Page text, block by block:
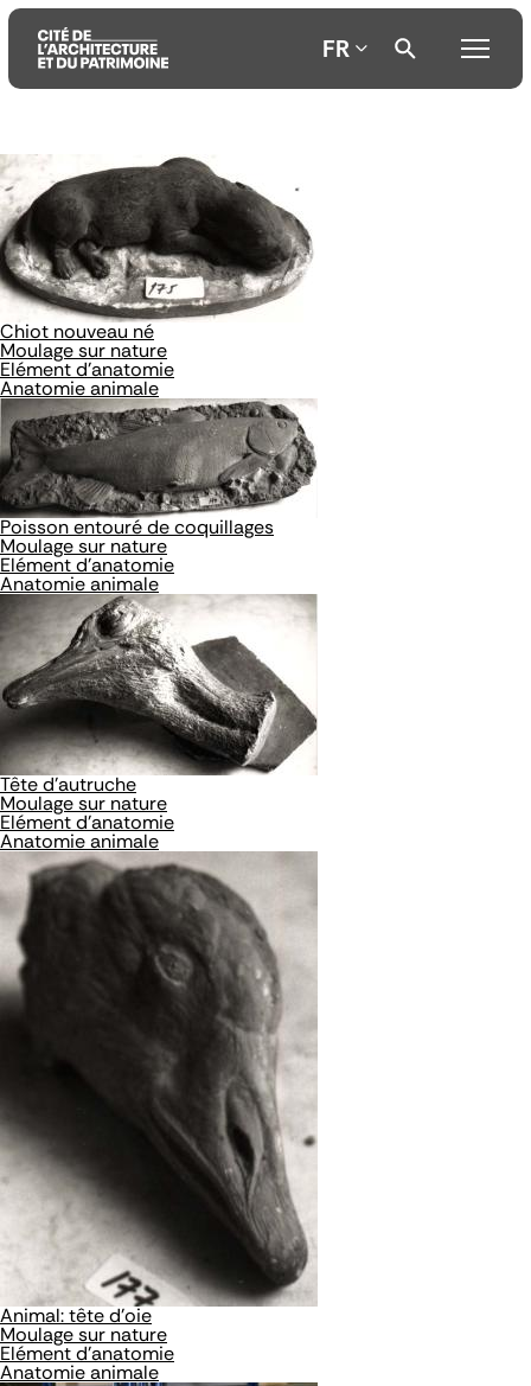
Aller
au
contenu
principal
Aller
au
menu
principal
Aller
à
la
recherche
FR
Chiot nouveau né
Moulage sur nature
Elément d'anatomie
Anatomie animale
Poisson entouré de coquillages
Moulage sur nature
Elément d'anatomie
Anatomie animale
Tête d'autruche
Moulage sur nature
Elément d'anatomie
Anatomie animale
Animal: tête d'oie
Moulage sur nature
Elément d'anatomie
Anatomie animale